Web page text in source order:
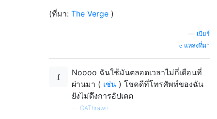
(ที่มา: The Verge )
เบียร์
แหล่งที่มา
Noooo ฉันใช้มันตลอดเวลาไม่กี่เดือนที่
ผ่านมา ( เช่น ) โชคดีที่โทรศัพท์ของฉัน
ยังไม่ดึงการอัปเดต
— GAThrawn